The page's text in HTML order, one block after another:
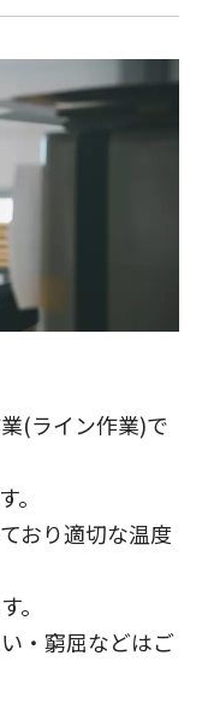
(ライン作業)で
。
おり適切な温度
。
・窮屈などはご